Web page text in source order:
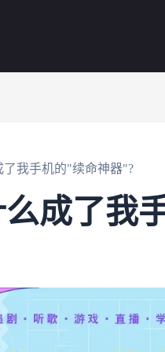
我手机的"续命神器"?
成了我